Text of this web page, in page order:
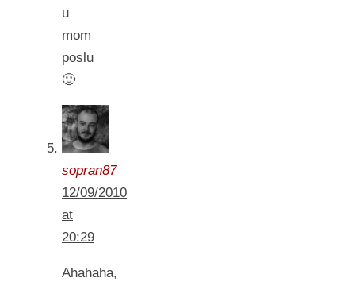
u
mom
poslu
🙂
sopran87
12/09/2010
at
20:29
Ahahaha,